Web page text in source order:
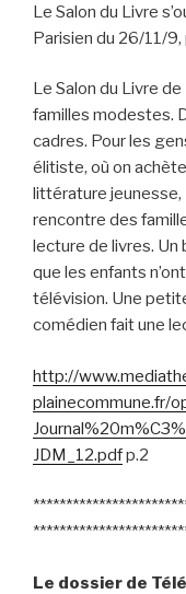
Le Salon du Livre
Parisien du 26/11/9,
Le Salon du Livre
familles modestes.
cadres. Pour les
élitiste, où on
littérature jeunesse,
rencontre des
lecture de livres. Un
que les enfants
télévision. Une
comédien fait une
http://
plainecommune.fr/
JDM_12.pdfp.2
Le dossier de